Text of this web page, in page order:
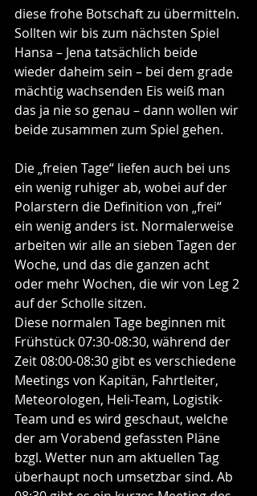
diese frohe Botschaft zu übermitteln.
Sollten wir bis zum nächsten Spiel
Hansa – Jena tatsächlich beide
wieder daheim sein – bei dem grade
mächtig wachsenden Eis weiß man
das ja nie so genau – dann wollen wir
beide zusammen zum Spiel gehen.
Die „freien Tage“ liefen auch bei uns
ein wenig ruhiger ab, wobei auf der
Polarstern die Definition von „frei“
ein wenig anders ist. Normalerweise
arbeiten wir alle an sieben Tagen der
Woche, und das die ganzen acht
oder mehr Wochen, die wir von Leg 2
auf der Scholle sitzen.
Diese normalen Tage beginnen mit
Frühstück 07:30-08:30, während der
Zeit 08:00-08:30 gibt es verschiedene
Meetings von Kapitän, Fahrtleiter,
Meteorologen, Heli-Team, Logistik-
Team und es wird geschaut, welche
der am Vorabend gefassten Pläne
bzgl. Wetter nun am aktuellen Tag
überhaupt noch umsetzbar sind. Ab